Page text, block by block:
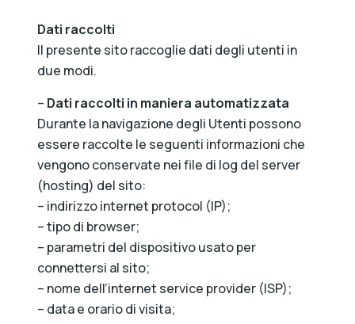
Dati raccolti
Il presente sito raccoglie dati degli utenti in
due modi.
– Dati raccolti in maniera automatizzata
Durante la navigazione degli Utenti possono
essere raccolte le seguenti informazioni che
vengono conservate nei file di log del server
(hosting) del sito:
– indirizzo internet protocol (IP);
– tipo di browser;
– parametri del dispositivo usato per
connettersi al sito;
– nome dell’internet service provider (ISP);
– data e orario di visita;